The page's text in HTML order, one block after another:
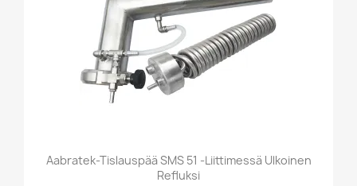
Aabratek-Tislauspää SMS 51 -liittimessä Ulkoinen
Refluksi